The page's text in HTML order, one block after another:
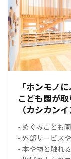
「ホンモノ
こども園が
（カシカン
- めぐみこども
- 外部サービス
- 本や物と触れ